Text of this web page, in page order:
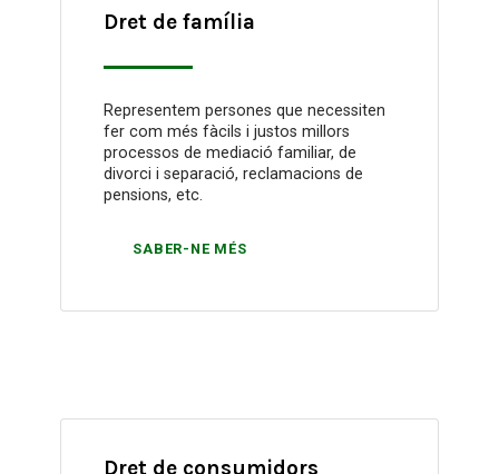
Dret de família
Representem persones que necessiten
fer com més fàcils i justos millors
processos de mediació familiar, de
divorci i separació, reclamacions de
pensions, etc.
SABER-NE MÉS
Dret de consumidors